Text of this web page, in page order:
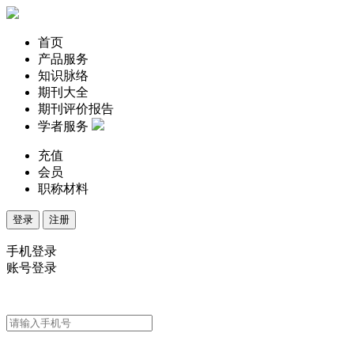
首页
产品服务
知识脉络
期刊大全
期刊评价报告
学者服务
充值
会员
职称材料
登录 注册
手机登录
账号登录